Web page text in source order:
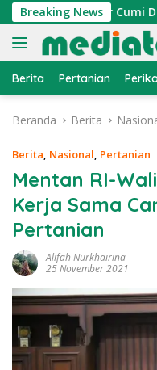
Langsung
ke
konten
Breaking News
Atraktor Cumi
Berita Pertanian
Beranda Berita
Berita, Nasional, Pertanian
Mentan RI-
Kerja Sama
Pertanian
Alifah Nurkhairina
25 November 2021